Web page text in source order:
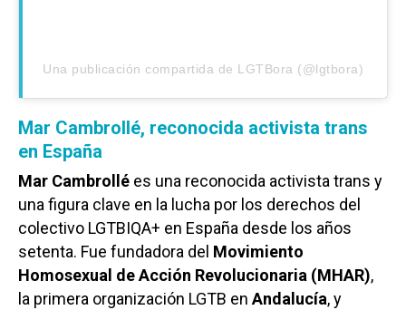
Una publicación compartida de LGTBora (@lgtbora)
Mar Cambrollé, reconocida activista trans
en España
Mar Cambrollé es una reconocida activista trans y
una figura clave en la lucha por los derechos del
colectivo LGTBIQA+ en España desde los años
setenta. Fue fundadora del Movimiento
Homosexual de Acción Revolucionaria (MHAR),
la primera organización LGTB en Andalucía, y